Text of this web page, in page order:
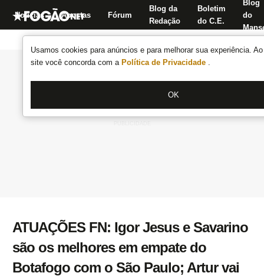
Usamos cookies para anúncios e para melhorar sua experiência.
site você concorda com a Política de Privacidade .
OK
Notícias Apostas Fórum
Blog da
Redação
Boletim
do C.E.
Blog
do
ATUAÇÕES FN: Igor Jesus e Savarino
são os melhores em empate do
Botafogo com o São Paulo; Artur vai